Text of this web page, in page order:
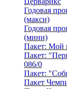
Годовая
(макси)
Годовая
(мини)
Пакет: Мой
Пакет:
086/0
Пакет:
Пакет